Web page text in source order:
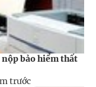
nộp bảo hiểm thất
trước